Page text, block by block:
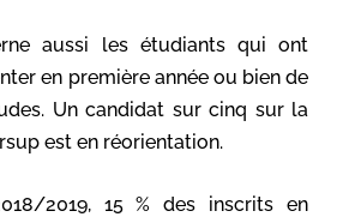
aussi les étudiants qui ont
en première année ou bien de
Un candidat sur cinq sur la
est en réorientation.
2019, 15 % des inscrits en